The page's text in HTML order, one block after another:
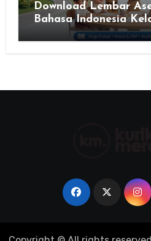
Download Lembar
Bahasa Indonesia
– Bank Soal & Rubrik